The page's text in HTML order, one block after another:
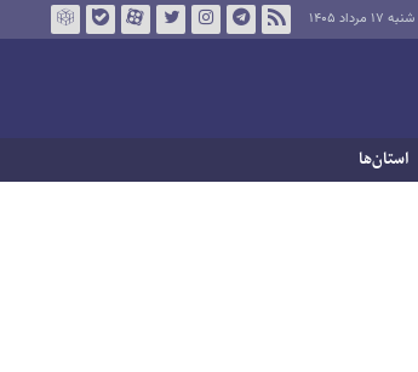
شنبه ۱۷ مرداد ۱۴۰۵
استان‌ها